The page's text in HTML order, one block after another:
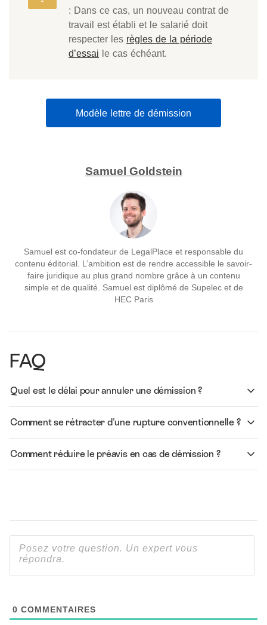
: Dans ce cas, un nouveau contrat de
travail est établi et le salarié doit
respecter les règles de la période
d’essai le cas échéant.
Modèle lettre de démission
Samuel Goldstein
Samuel est co-fondateur de LegalPlace et responsable du
contenu éditorial. L’ambition est de rendre accessible le savoir-
faire juridique au plus grand nombre grâce à un contenu
simple et de qualité. Samuel est diplômé de Supelec et de
HEC Paris
FAQ
Quel est le délai pour annuler une démission ?
Comment se rétracter d'une rupture conventionnelle ?
Comment réduire le préavis en cas de démission ?
0 COMMENTAIRES